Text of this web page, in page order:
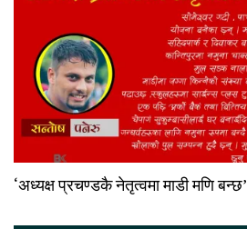
‘अध्यक्ष प्रचण्डकै नेतृत्वमा माडी मणि बन्छ’